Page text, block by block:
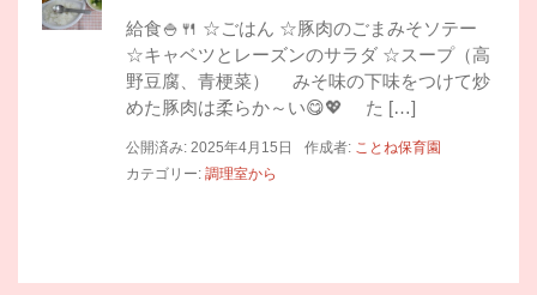
給食🍚🍴 ☆ごはん ☆豚肉のごまみそソテー
☆キャベツとレーズンのサラダ ☆スープ（高
野豆腐、青梗菜） みそ味の下味をつけて炒
めた豚肉は柔らか～い😋💖 た […]
公開済み: 2025年4月15日 作成者: ことね保育園
カテゴリー: 調理室から